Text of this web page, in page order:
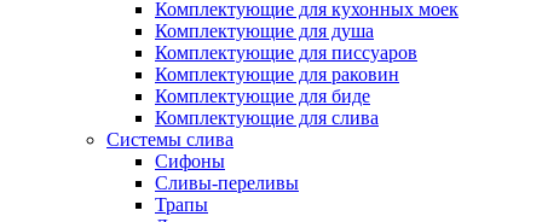
Комплектующие для кухонных моек
Комплектующие для душа
Комплектующие для писсуаров
Комплектующие для раковин
Комплектующие для биде
Комплектующие для слива
Системы слива
Сифоны
Сливы-переливы
Трапы